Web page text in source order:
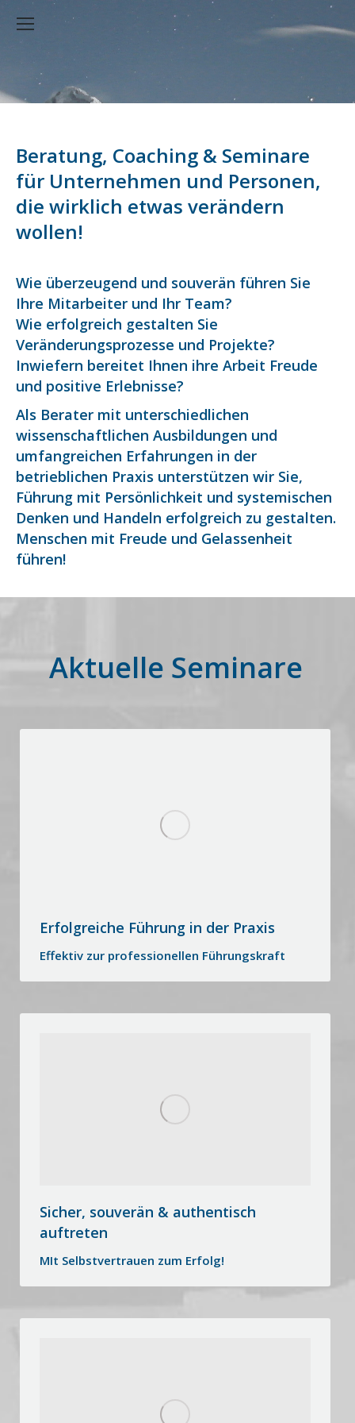
Beratung, Coaching & Seminare
für Unternehmen und Personen,
die wirklich etwas verändern
wollen!
Wie überzeugend und souverän führen Sie
Ihre Mitarbeiter und Ihr Team?
Wie erfolgreich gestalten Sie
Veränderungsprozesse und Projekte?
Inwiefern bereitet Ihnen ihre Arbeit Freude
und positive Erlebnisse?
Als Berater mit unterschiedlichen
wissenschaftlichen Ausbildungen und
umfangreichen Erfahrungen in der
betrieblichen Praxis unterstützen wir Sie,
Führung mit Persönlichkeit und systemischen
Denken und Handeln erfolgreich zu gestalten.
Menschen mit Freude und Gelassenheit
führen!
Aktuelle Seminare
Erfolgreiche Führung in der Praxis
Effektiv zur professionellen Führungskraft
Sicher, souverän & authentisch
auftreten
MIt Selbstvertrauen zum Erfolg!